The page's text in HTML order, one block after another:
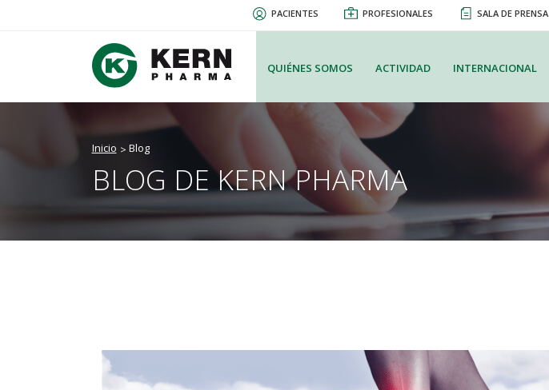
PACIENTES PROFESIONALES SALA DE PRENSA
QUIÉNES SOMOS ACTIVIDAD INTERNACIONAL
Inicio Blog
BLOG DE KERN PHARMA